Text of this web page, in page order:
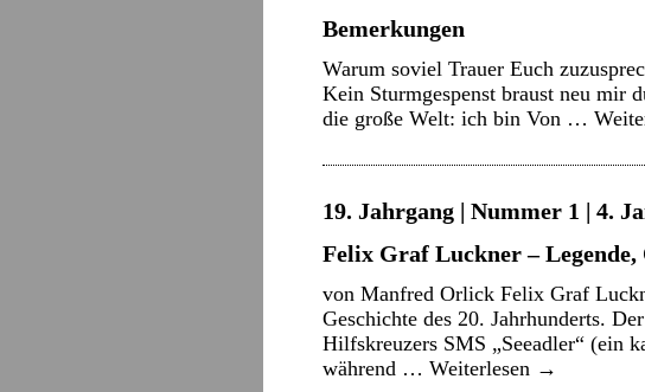
Bemerkungen
Warum soviel Trauer Euch
Kein Sturmgespenst braust neu mir
die große Welt: ich bin Von …
19. Jahrgang | Nummer 1 | 4.
Felix Graf Luckner –
von Manfred Orlick Felix Graf
Geschichte des 20. Jahrhunderts.
Hilfskreuzers SMS „Seeadler“ (ein
während … Weiterlesen →